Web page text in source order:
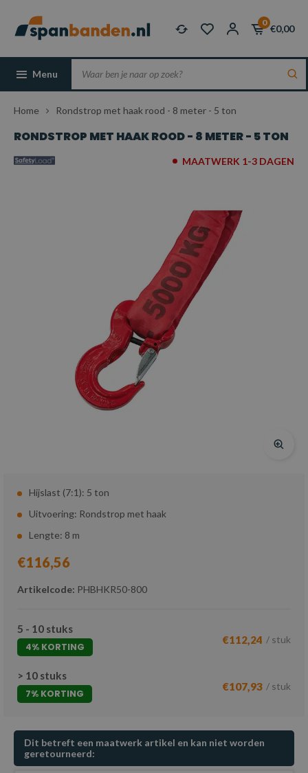
0
€0,00
Menu
Home Rondstrop met haak rood - 8 meter - 5 ton
RONDSTROP MET HAAK ROOD - 8 METER - 5 TON
MAATWERK 1-3 DAGEN
Hijslast (7:1): 5 ton
Uitvoering: Rondstrop met haak
Lengte: 8 m
€116,56
Artikelcode: PHBHKR50-800
5 - 10 stuks
4% KORTING
€112,24 / stuk
> 10 stuks
7% KORTING
€107,93 / stuk
Dit betreft een maatwerk artikel en kan niet worden
geretourneerd: